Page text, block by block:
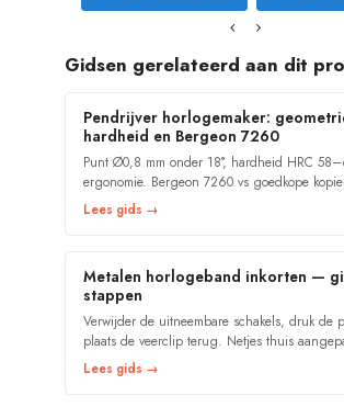
Gidsen gerelateerd aan dit
Pendrijver horlogemaker:
hardheid en Bergeon 7260
Punt Ø0,8 mm onder 18°, hardheid HRC
ergonomie. Bergeon 7260 vs goedkope
Lees gids →
Metalen horlogeband inkorten —
stappen
Verwijder de uitneembare schakels, druk de
plaats de veerclip terug. Netjes thuis
Lees gids →